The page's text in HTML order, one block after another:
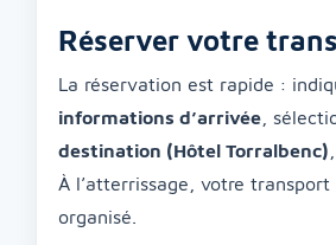
Réserver votre
La réservation est rapide :
informations d’arrivée ,
destination (Hôtel Torralbenc)
À l’atterrissage, votre transport
organisé.